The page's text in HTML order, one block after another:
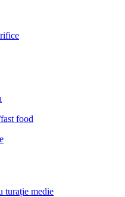
food
turație medie